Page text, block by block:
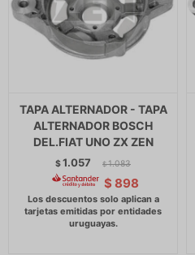
TAPA ALTERNADOR - TAPA
ALTERNADOR BOSCH
DEL.FIAT UNO ZX ZEN
$1.057 $ 1.083
$ 898